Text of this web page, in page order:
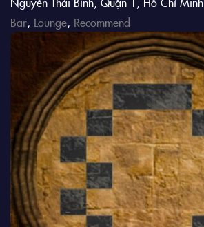
Bar, Lounge, Recommend